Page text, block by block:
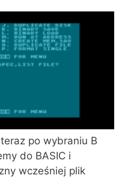
po wybraniu B
do BASIC i
wcześniej plik